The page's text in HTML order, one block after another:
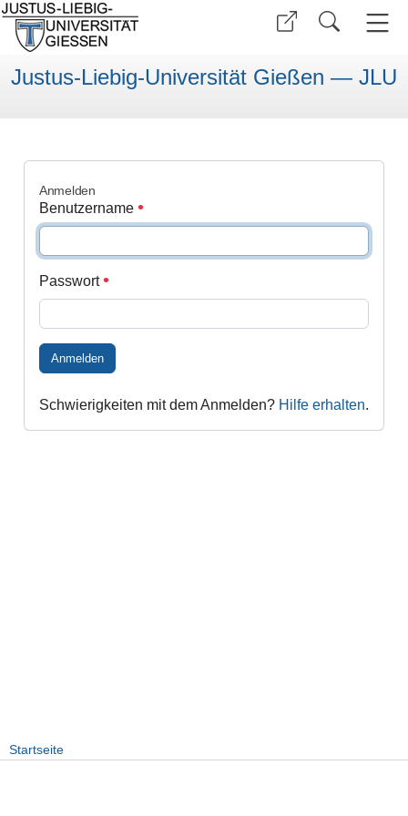
Justus-Liebig-Universität Gießen — JLU
Anmelden
Benutzername
Passwort
Anmelden
Schwierigkeiten mit dem Anmelden? Hilfe erhalten.
Startseite